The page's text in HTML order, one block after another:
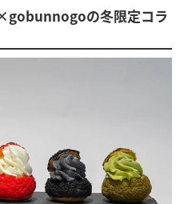
の冬限定コラ